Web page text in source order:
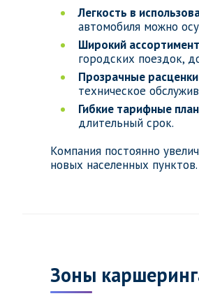
Легкость в
автомобиля можно
Широкий
городских поездок,
Прозрачные расценки
техническое
Гибкие тарифные
длительный срок.
Компания постоянно
новых населенных пунктов.
Зоны